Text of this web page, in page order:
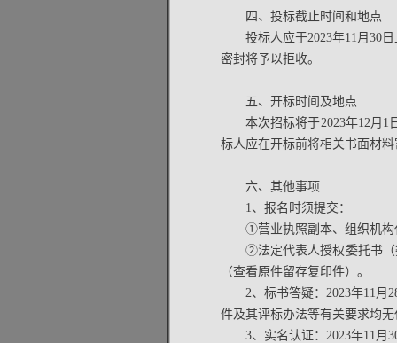
四、投标截止时间和地点
投标人应于2023年11月30
密封将予以拒收。
五、开标时间及地点
本次招标将于2023年12月
标人应在开标前将相关书面材
六、其他事项
1、报名时须提交：
①营业执照副本、组织机构
②法定代表人授权委托书（
（查看原件留存复印件）。
2、标书答疑：2023年11月
件及其评标办法等有关要求均
3、实名认证：2023年11月